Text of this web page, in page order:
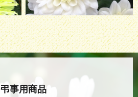
弔事用商品